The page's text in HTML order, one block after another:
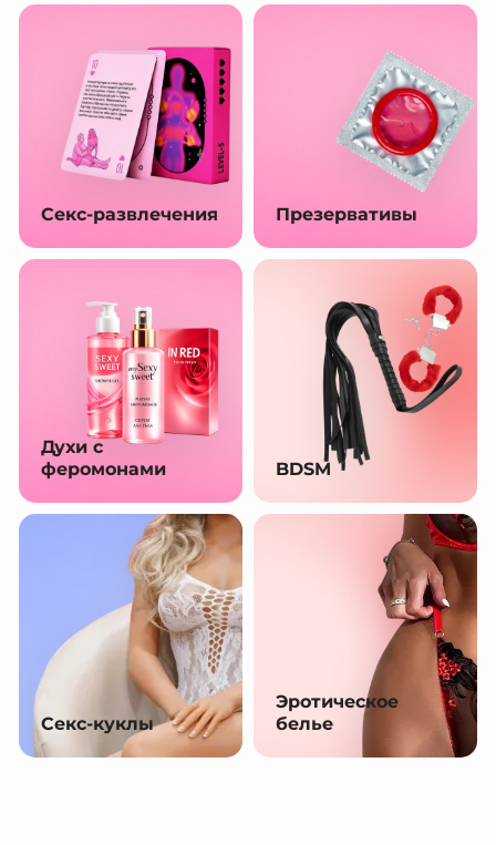
Секс-развлечения Презервативы
Духи с
феромонами
BDSM
Секс-куклы
Эротическое
белье